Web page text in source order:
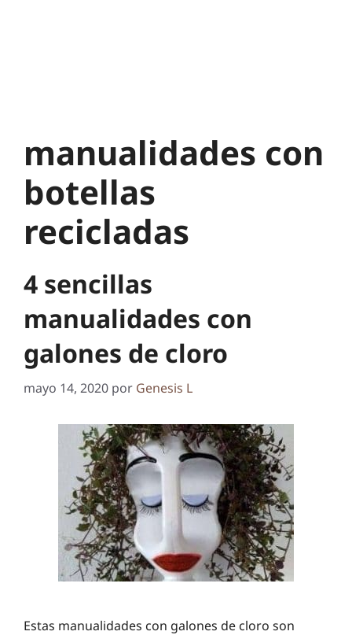
manualidades con
botellas
recicladas
4 sencillas
manualidades con
galones de cloro
mayo 14, 2020 por Genesis L
Estas manualidades con galones de cloro son